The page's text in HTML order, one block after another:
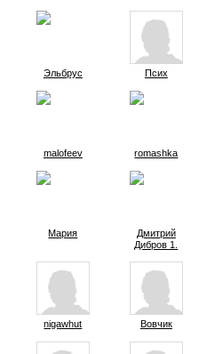
Эльбрус Псих
malofeev romashka
Мария
Дмитрий
Дибров 1.
nigawhut Вовчик